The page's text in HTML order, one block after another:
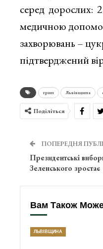
серед дорослих: 2
медичною
захворювань –
підтверджений
грип Львівщина
Поділіться
ПОПЕРЕДНЯ
Президентські
Зеленського зростає
Вам Також
ЛЬВІВЩИНА